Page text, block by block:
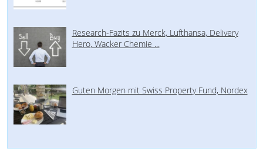
Research-Fazits zu Merck, Lufthansa, Delivery
Hero, Wacker Chemie ...
Guten Morgen mit Swiss Property Fund, Nordex